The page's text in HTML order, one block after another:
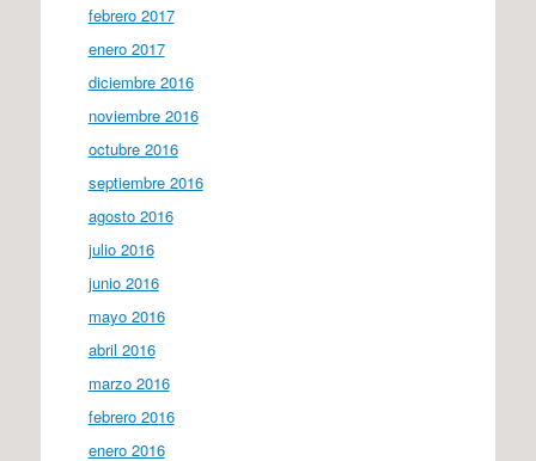
febrero 2017
enero 2017
diciembre 2016
noviembre 2016
octubre 2016
septiembre 2016
agosto 2016
julio 2016
junio 2016
mayo 2016
abril 2016
marzo 2016
febrero 2016
enero 2016